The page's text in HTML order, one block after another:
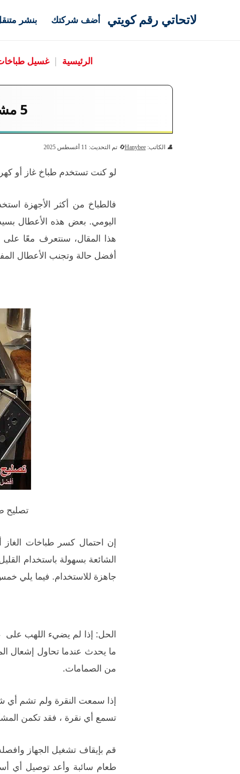
لاتحاتي رقم كويتي أضف شركتك بنشر
الرئيسية | غسيل
5 مشاكل شائعة في الطباخات وكيفية إصلاحها
الكاتب:Hanybee تم التحديث: 11 أغسطس 2025
لو كنت تستخدم طباخ غاز أو
فالطباخ من أكثر الأجهزة
اليومي. بعض هذه الأعطال
أفضل حالة وتجنب الأعطال
تصليح
إن احتمال كسر طباخات الغاز
الشائعة بسهولة باستخدام
جاهزة للاستخدام. فيما يلي
الحل: إذا لم يضيء اللهب على
ما يحدث عندما تحاول إشعال
من الصمامات.
إذا سمعت النقرة ولم تشم أي
تسمع أي نقرة ، فقد تكمن
قم بإيقاف تشغيل الجهاز
طعام سائبة وأعد توصيل أي